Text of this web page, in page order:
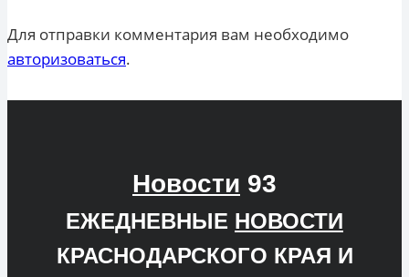
Для отправки комментария вам необходимо
авторизоваться.
Новости 93
ЕЖЕДНЕВНЫЕ НОВОСТИ
КРАСНОДАРСКОГО КРАЯ И